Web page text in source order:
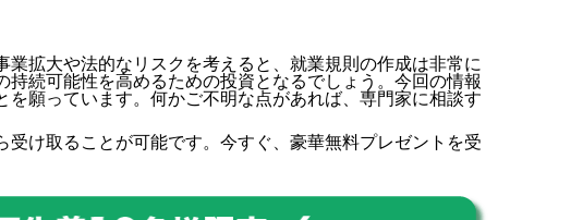
業拡大や法的なリスクを考えると、就業規則の作成は非常に
持続可能性を高めるための投資となるでしょう。今回の情報
を願っています。何かご不明な点があれば、専門家に相談す
受け取ることが可能です。今すぐ、豪華無料プレゼントを受